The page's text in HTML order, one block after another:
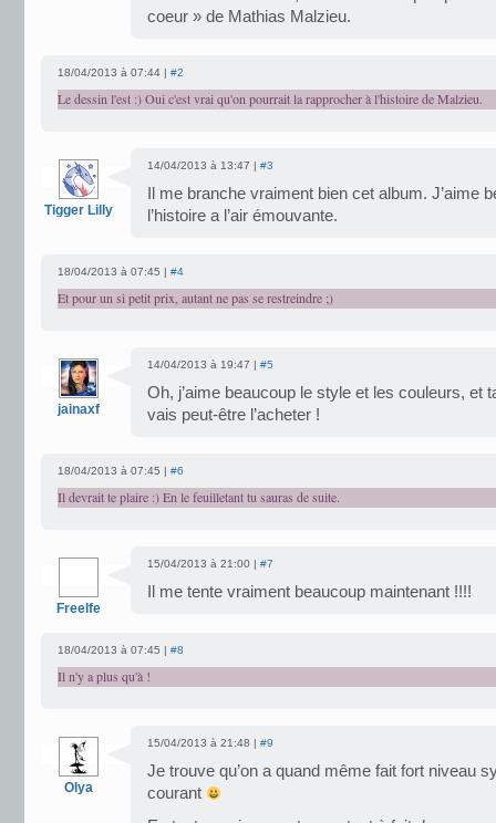
coeur » de Mathias Malzieu.
18/04/2013 à 07:44 | #2
Le dessin l'est :) Oui c'est vrai qu'on pourrait la rapprocher à l'histoire de Malzieu.
Tigger Lilly
14/04/2013 à 13:47 | #3
Il me branche vraiment bien cet album. J’aime
l’histoire a l’air émouvante.
18/04/2013 à 07:45 | #4
Et pour un si petit prix, autant ne pas se restreindre ;)
jainaxf
14/04/2013 à 19:47 | #5
Oh, j’aime beaucoup le style et les couleurs, et
vais peut-être l’acheter !
18/04/2013 à 07:45 | #6
Il devrait te plaire :) En le feuilletant tu sauras de suite.
Freelfe
15/04/2013 à 21:00 | #7
Il me tente vraiment beaucoup maintenant !!!!
18/04/2013 à 07:45 | #8
Il n'y a plus qu'à !
Olya
15/04/2013 à 21:48 | #9
Je trouve qu’on a quand même fait fort niveau
courant